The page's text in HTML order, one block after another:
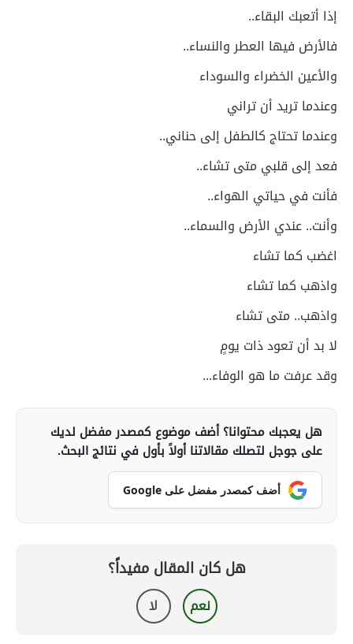
إذا أتعبك البقاء..
فالأرض فيها العطر والنساء..
والأعين الخضراء والسوداء
وعندما تريد أن تراني
وعندما تحتاج كالطفل إلى حناني..
فعد إلى قلبي متى تشاء..
فأنت في حياتي الهواء..
وأنت.. عندي الأرض والسماء..
اغضب كما تشاء
واذهب كما تشاء
واذهب.. متى تشاء
لا بد أن تعود ذات يومٍ
وقد عرفت ما هو الوفاء...
هل يعجبك محتوانا؟ أضف موضوع كمصدر مفضل لديك
على جوجل لتصلك مقالاتنا أولاً بأول في نتائج البحث.
أضف كمصدر مفضل على Google
هل كان المقال مفيداً؟
نعم لا